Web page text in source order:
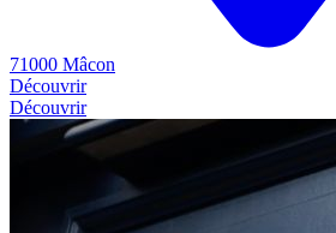
71000 Mâcon
Découvrir
Découvrir